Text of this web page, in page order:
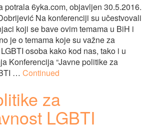
potrala 6yka.com, objavljen 30.5.2016.
Na konferenciji su učestvovali
koji se bave ovim temama u BiH i
je o temama koje su važne za
osoba kako kod nas, tako i u
Konferencija “Javne politike za
… Continued
za
LGBTI